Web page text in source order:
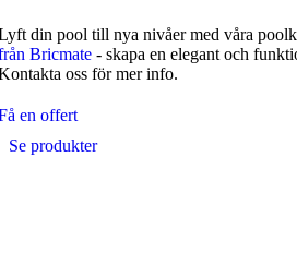
din pool till nya nivåer med våra
Bricmate - skapa en elegant och
oss för mer info.
en offert
Se produkter